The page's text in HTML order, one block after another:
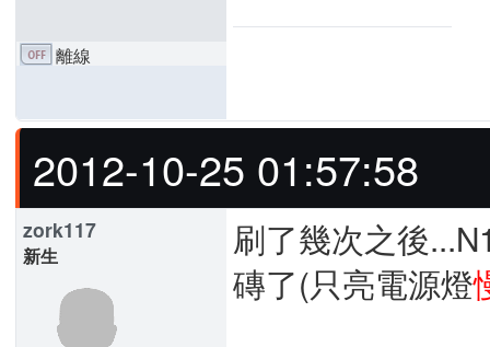
離線
2012-10-25 01:57:58
zork117
新生
刷了幾次之後
磚了(只亮電源燈